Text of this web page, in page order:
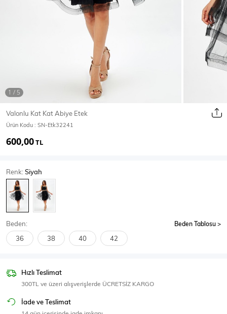
Mont & Kaban
T-Shirt
Body
SPOR GİYİM
Eşofman Üstü
Valonlu Kat Kat Abiye Etek
Ürün Kodu : SN-Etk32241
600,00TL
Renk:Siyah
Beden: Beden Tablosu
36 38 40 42
Hızlı Teslimat
300TL ve üzeri alışverişlerde ÜCRETSİZ KARGO
İade ve Teslimat